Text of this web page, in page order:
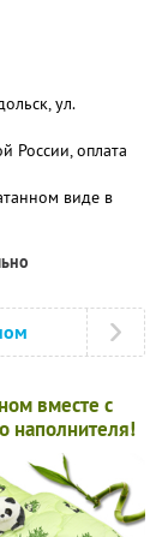
ул.
России, оплата
виде в
вместе с
наполнителя!